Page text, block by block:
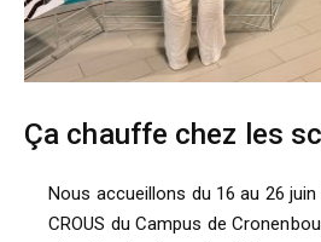
Ça chauffe chez les
Nous accueillons du 16 au 26
CROUS du Campus de